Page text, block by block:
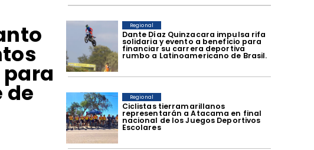
Dante Díaz Quinzacara impulsa rifa
solidaria y evento a beneficio para
financiar su carrera deportiva
rumbo a Latinoamericano de Brasil.
Regional
​Ciclistas tierramarillanos
representarán a Atacama en final
nacional de los Juegos Deportivos
Escolares
Regional
de